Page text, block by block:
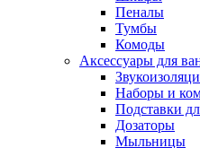
Пеналы
Тумбы
Комоды
Аксессуары для
Наборы и
Подставки
Дозаторы
Мыльницы